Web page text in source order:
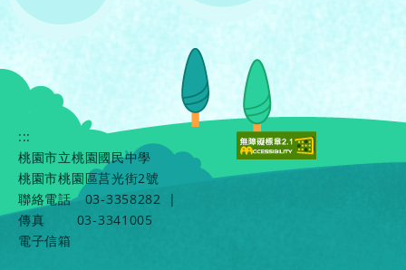
:::
桃園市立桃園國民中學
桃園市桃園區莒光街2號
聯絡電話
03-3358282
|
傳真
03-3341005
電子信箱